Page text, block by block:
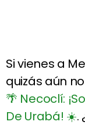
Si vienes a
quizás aún
🌴 Necoclí:
De Urabá! ☀️.